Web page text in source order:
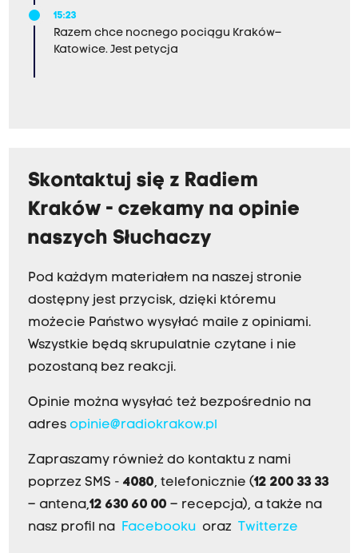
15:23
Razem chce nocnego pociągu Kraków–
Katowice. Jest petycja
Skontaktuj się z Radiem
Kraków - czekamy na opinie
naszych Słuchaczy
Pod każdym materiałem na naszej stronie
dostępny jest przycisk, dzięki któremu
możecie Państwo wysyłać maile z opiniami.
Wszystkie będą skrupulatnie czytane i nie
pozostaną bez reakcji.
Opinie można wysyłać też bezpośrednio na
adres opinie@radiokrakow.pl
Zapraszamy również do kontaktu z nami
poprzez SMS - 4080, telefonicznie (12 200 33 33
– antena,12 630 60 00 – recepcja), a także na
nasz profil na
Facebookuoraz Twitterze